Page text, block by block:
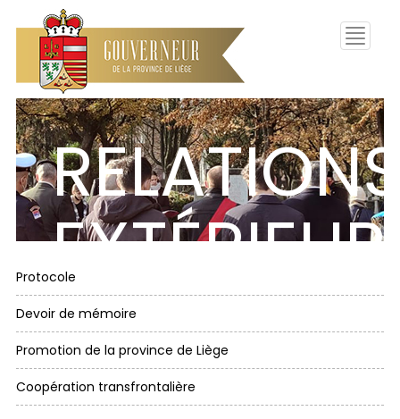
Toggle
Protocole
Devoir de mémoire
Promotion de la province de Liège
Coopération transfrontalière